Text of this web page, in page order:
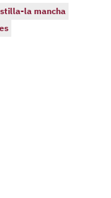
la mancha